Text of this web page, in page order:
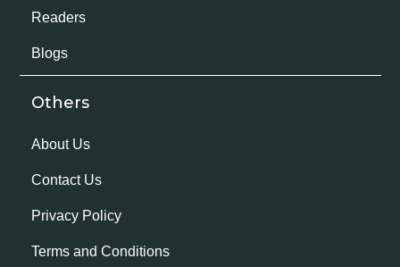
Readers
Blogs
Others
About Us
Contact Us
Privacy Policy
Terms and Conditions